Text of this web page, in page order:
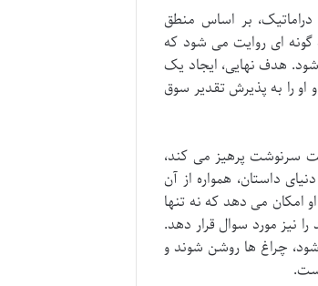
دراماتیک، بر اساس منطق
گونه ای روایت می شود که
شود. هدف نهایی، ایجاد یک
را به پذیرش تقدیر سوق
سرنوشت پرهیز می کند،
داستان، همواره از آن
امکان می دهد که نه تنها
را نیز مورد سوال قرار دهد.
چراغ ها روشن شوند و